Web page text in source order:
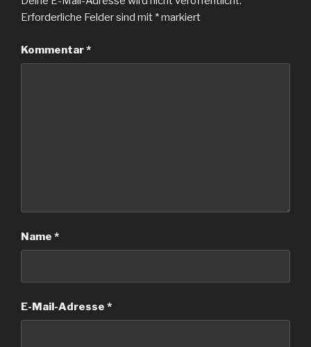
Erforderliche Felder sind mit *markiert
Kommentar*
Name *
E-Mail-Adresse *